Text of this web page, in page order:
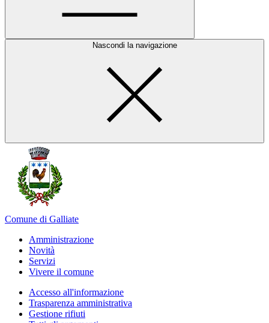
Nascondi la navigazione
Comune di Galliate
Amministrazione
Novità
Servizi
Vivere il comune
Accesso all'informazione
Trasparenza amministrativa
Gestione rifiuti